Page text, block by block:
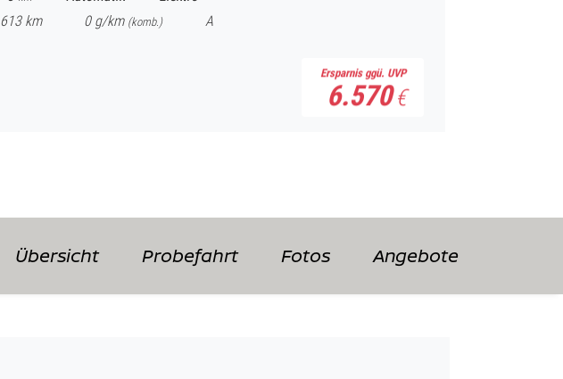
613 km 0 g/km (komb.) A
Ersparnis ggü. UVP
6.570 €
Übersicht Probefahrt Fotos Angebote